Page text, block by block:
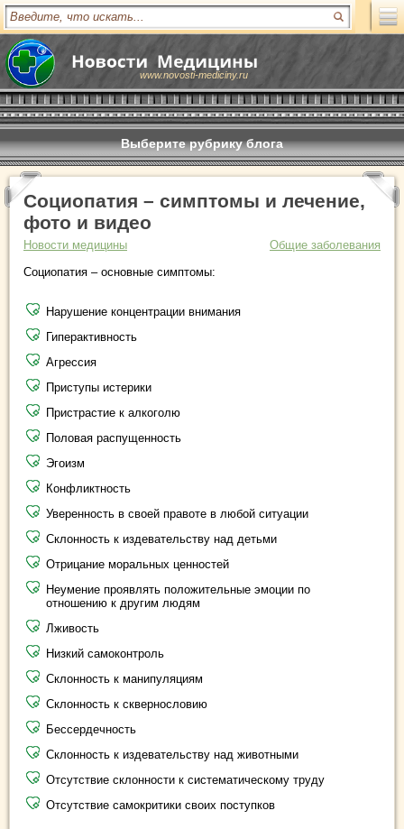
www.novosti-mediciny.ru
Выберите рубрику блога
Социопатия – симптомы и лечение,
фото и видео
Новости медицины
Общие заболевания
Социопатия – основные симптомы:
Нарушение концентрации внимания
Гиперактивность
Агрессия
Приступы истерики
Пристрастие к алкоголю
Половая распущенность
Эгоизм
Конфликтность
Уверенность в своей правоте в любой ситуации
Склонность к издевательству над детьми
Отрицание моральных ценностей
Неумение проявлять положительные эмоции по
отношению к другим людям
Лживость
Низкий самоконтроль
Склонность к манипуляциям
Склонность к сквернословию
Бессердечность
Склонность к издевательству над животными
Отсутствие склонности к систематическому труду
Отсутствие самокритики своих поступков